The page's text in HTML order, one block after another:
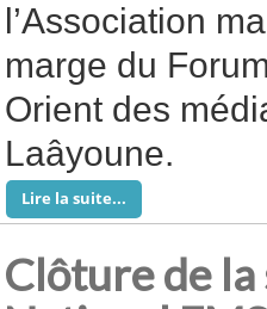
l’Association
marge du
Orient des
Laâyoune.
Lire la suite...
Clôture de